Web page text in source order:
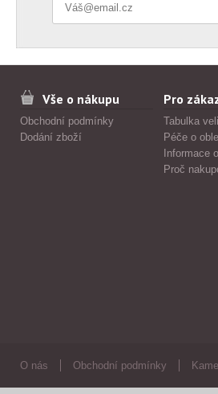
Vše o nákupu
Obchodní podmínky
Dodání zboží
Pro
Tabulka
Péče o
Informace
Proč
O nás Obchodní podmínky